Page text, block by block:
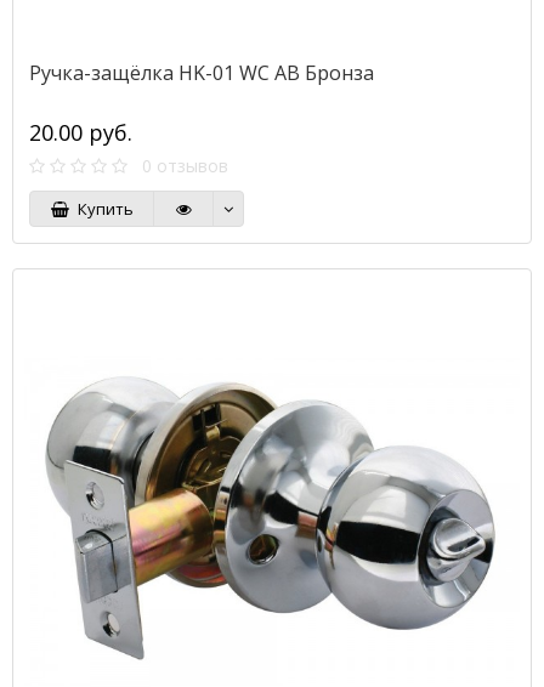
Ручка-защёлка HK-01 WC AB Бронза
20.00 руб.
0 отзывов
Купить